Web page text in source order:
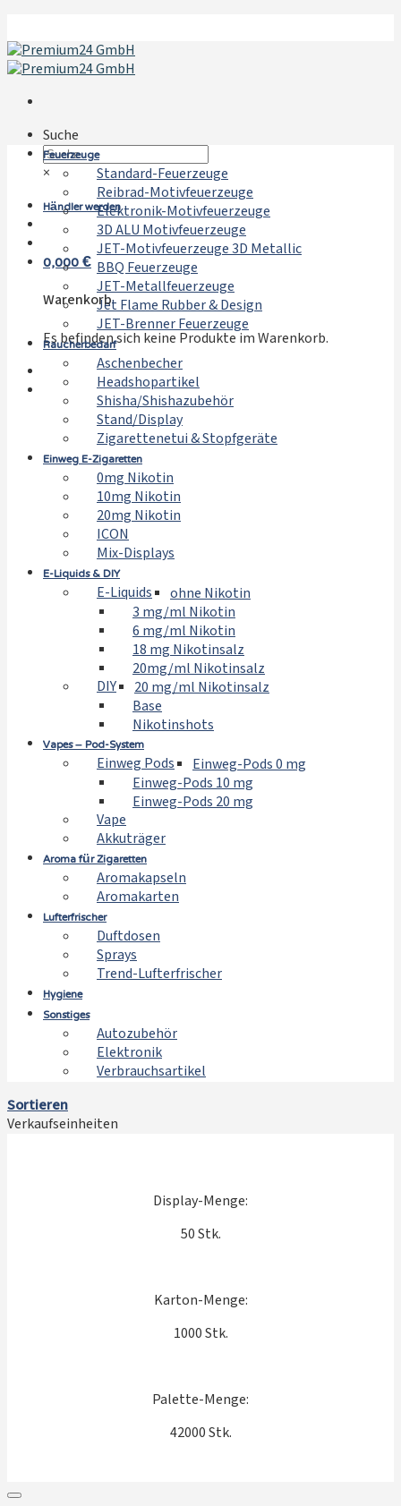
Inhalt
springen
Suche
×
Händler werden
0,000€
Warenkorb
Es befinden sich keine Produkte im Warenkorb.
Feuerzeuge
Standard-Feuerzeuge
Reibrad-Motivfeuerzeuge
Elektronik-Motivfeuerzeuge
3D ALU Motivfeuerzeuge
JET-Motivfeuerzeuge 3D Metallic
BBQ Feuerzeuge
JET-Metallfeuerzeuge
Jet Flame Rubber & Design
JET-Brenner Feuerzeuge
Raucherbedarf
Aschenbecher
Headshopartikel
Shisha/Shishazubehör
Stand/Display
Zigarettenetui & Stopfgeräte
Einweg E-Zigaretten
0mg Nikotin
10mg Nikotin
20mg Nikotin
ICON
Mix-Displays
E-Liquids & DIY
E-Liquids
ohne Nikotin
3 mg/ml Nikotin
6 mg/ml Nikotin
18 mg Nikotinsalz
20mg/ml Nikotinsalz
DIY
20 mg/ml Nikotinsalz
Base
Nikotinshots
Vapes – Pod-System
Einweg Pods
Einweg-Pods 0 mg
Einweg-Pods 10 mg
Einweg-Pods 20 mg
Vape
Akkuträger
Aroma für Zigaretten
Aromakapseln
Aromakarten
Lufterfrischer
Duftdosen
Sprays
Trend-Lufterfrischer
Hygiene
Sonstiges
Autozubehör
Elektronik
Verbrauchsartikel
Sortieren
Verkaufseinheiten
Display-Menge:
50 Stk.
Karton-Menge:
1000 Stk.
Palette-Menge:
42000 Stk.